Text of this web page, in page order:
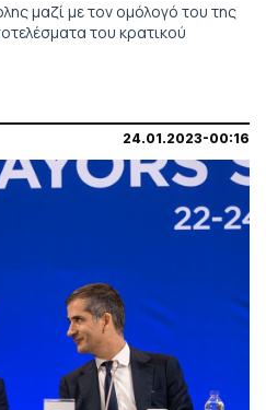
μαζί με τον ομόλογό του της
του κρατικού
24.01.2023-00:16